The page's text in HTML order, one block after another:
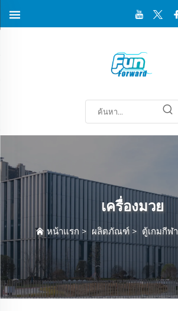
เครื่องมวย
หน้าแรก > ผลิตภัณฑ์ > ตู้เกมกีฬา